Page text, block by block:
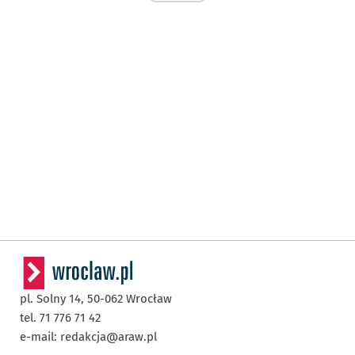
pl. Solny 14, 50-062 Wrocław
tel. 71 776 71 42
e-mail: redakcja@araw.pl